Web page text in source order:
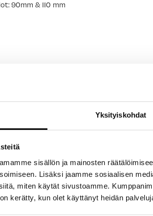
Yksityiskohdat
sisällön ja mainosten
Lisäksi jaamme sosiaalisen
miten käytät sivustoamme.
kerätty, kun olet käyttänyt heidän
90mm & 110 mm